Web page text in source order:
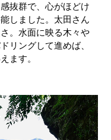
抜群で、心がほどけ
しました。太田さん
。水面に映る木々や
リングして進めば、
ます。